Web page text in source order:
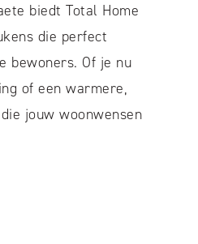
biedt Total Home
die perfect
bewoners. Of je nu
of een warmere,
jouw woonwensen